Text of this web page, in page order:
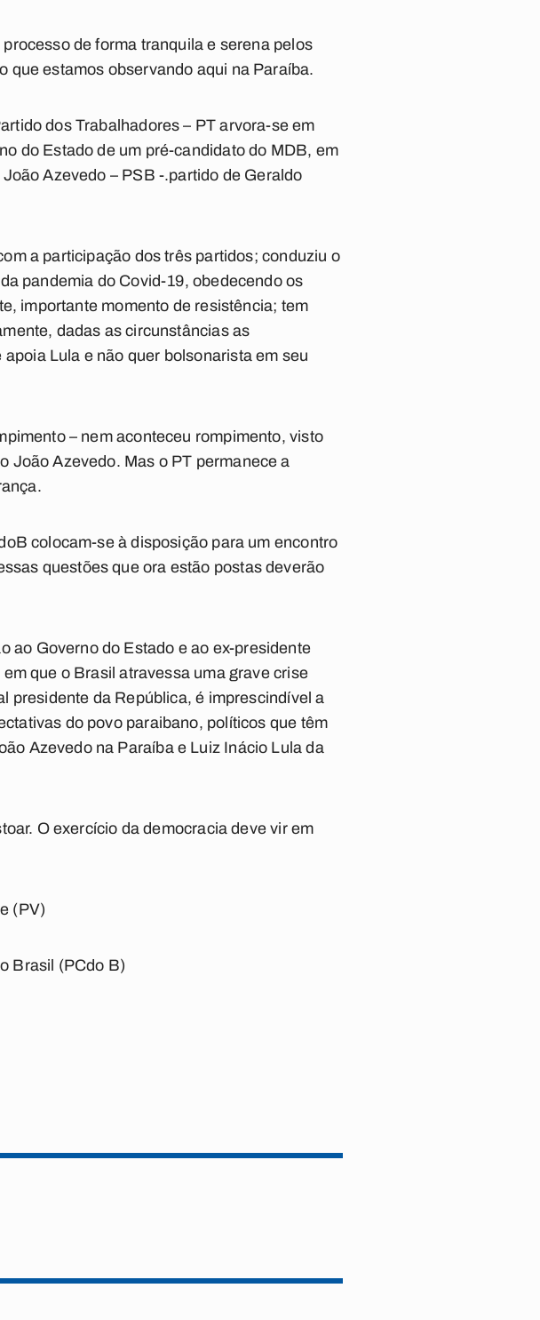
de forma tranquila e serena pelos
que estamos observando aqui na Paraíba.
dos Trabalhadores – PT arvora-se em
do Estado de um pré-candidato do MDB, em
Azevedo – PSB -.partido de Geraldo
a participação dos três partidos; conduziu o
pandemia do Covid-19, obedecendo os
importante momento de resistência; tem
dadas as circunstâncias as
Lula e não quer bolsonarista em seu
– nem aconteceu rompimento, visto
João Azevedo. Mas o PT permanece a
colocam-se à disposição para um encontro
questões que ora estão postas deverão
ao Governo do Estado e ao ex-presidente
que o Brasil atravessa uma grave crise
presidente da República, é imprescindível a
do povo paraibano, políticos que têm
Azevedo na Paraíba e Luiz Inácio Lula da
O exercício da democracia deve vir em
(PV)
Brasil (PCdo B)